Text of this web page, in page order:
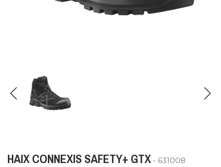
HAIX CONNEXIS SAFETY+ GTX - 631008